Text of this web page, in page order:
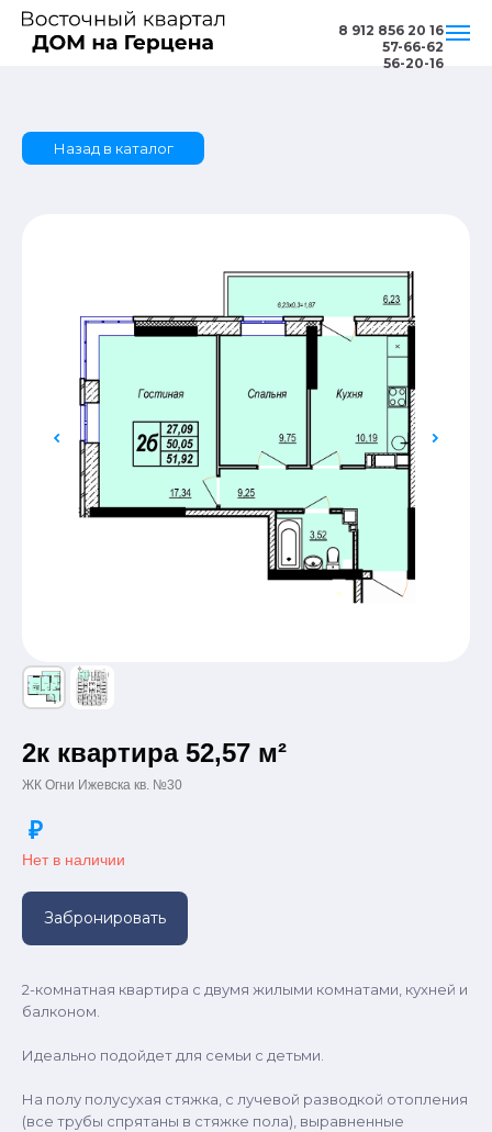
8 912 856 20 16
57-66-62
56-20-16
Назад в каталог
2к квартира 52,57 м²
ЖК Огни Ижевска кв. №30
₽
Нет в наличии
Забронировать
2-комнатная квартира с двумя жилыми комнатами, кухней и
балконом.
Идеально подойдет для семьи с детьми.
На полу полусухая стяжка, с лучевой разводкой отопления
(все трубы спрятаны в стяжке пола), выравненные